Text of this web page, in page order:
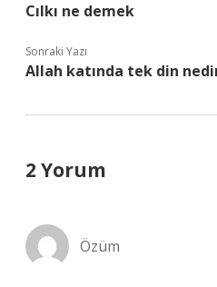
Cılkı ne demek
Sonraki Yazı
Allah katında tek din
2 Yorum
Özüm